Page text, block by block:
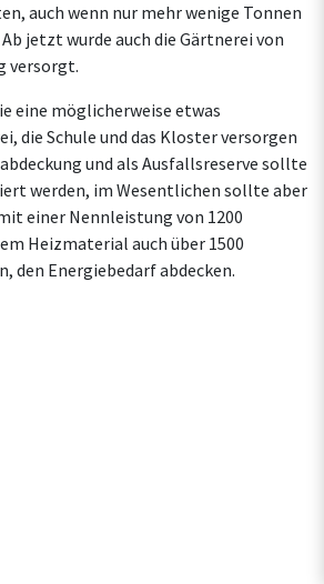
auch wenn nur mehr wenige Tonnen
jetzt wurde auch die Gärtnerei von
versorgt.
eine möglicherweise etwas
die Schule und das Kloster versorgen
und als Ausfallsreserve sollte
werden, im Wesentlichen sollte aber
einer Nennleistung von 1200
Heizmaterial auch über 1500
den Energiebedarf abdecken.